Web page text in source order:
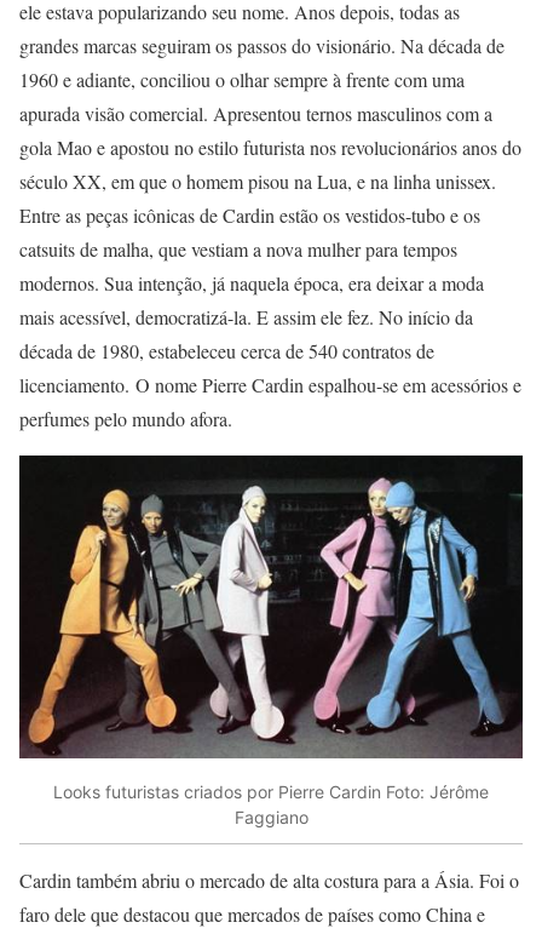
ele estava popularizando seu nome. Anos depois, todas as
grandes marcas seguiram os passos do visionário. Na década de
1960 e adiante, conciliou o olhar sempre à frente com uma
apurada visão comercial. Apresentou ternos masculinos com a
gola Mao e apostou no estilo futurista nos revolucionários anos do
século XX, em que o homem pisou na Lua, e na linha unissex.
Entre as peças icônicas de Cardin estão os vestidos-tubo e os
catsuits de malha, que vestiam a nova mulher para tempos
modernos. Sua intenção, já naquela época, era deixar a moda
mais acessível, democratizá-la. E assim ele fez. No início da
década de 1980, estabeleceu cerca de 540 contratos de
licenciamento. O nome Pierre Cardin espalhou-se em acessórios e
perfumes pelo mundo afora.
Looks futuristas criados por Pierre Cardin Foto: Jérôme
Faggiano
Cardin também abriu o mercado de alta costura para a Ásia. Foi o
faro dele que destacou que mercados de países como China e